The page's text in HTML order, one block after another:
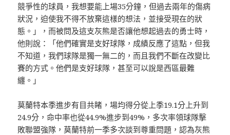
競爭性的球員，我想要能上場35分鐘，但過去兩年的傷病
狀況，迫使我不得不放棄這樣的想法，並接受現在的狀
態。」，而被問及這支灰熊是否讓他想起過去的勇士時，
他則說：「他們確實是支好球隊，成績反應了這點，但我
不知道，我們球隊是獨一無二的，而且我們不斷在改變比
賽的方式。他們是支好球隊，甚至可以說是西區最難
纏。」
莫蘭特本季進步有目共睹，場均得分從上季19.1分上升到
24.9分，命中率也從44.9%進步到49%，多次率領球隊擊
敗聯盟強隊，莫蘭特前一季多次談到尊重問題，認為灰熊